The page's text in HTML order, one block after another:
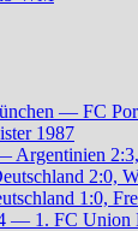
— FC
1987
Argentinien
2:0,
1:0,
— 1. FC Union